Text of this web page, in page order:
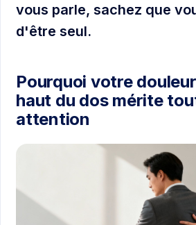
vous parle, sachez que
d'être seul.
Pourquoi votre
haut du dos mérite
attention